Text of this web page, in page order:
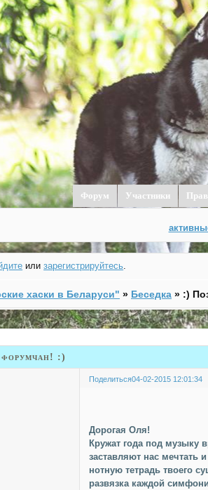
Форум Участники
илизарегистрируйтесь.
хаски в Беларуси" » Беседка » :)
форумчан! :)
Поделиться04-02-2015 12:01:34
Дорогая Оля!
Кружат года под музыку
заставляют нас мечтать
нотную тетрадь твоего
развязка каждой